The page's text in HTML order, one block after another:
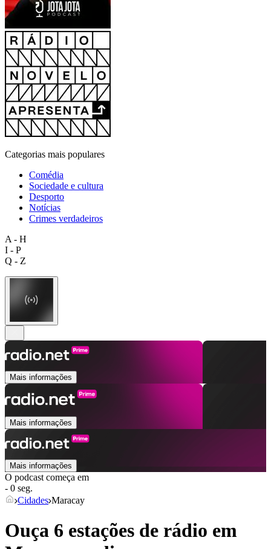
Categorias mais populares
Comédia
Sociedade e cultura
Desporto
Notícias
Crimes verdadeiros
A - H
I - P
Q - Z
Mais informações
Mais informações
Mais informações
O podcast começa em
- 0 seg.
Cidades Maracay
Ouça 6 estações de rádio em